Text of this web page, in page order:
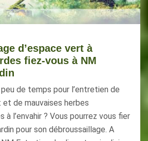
d’espace vert à
fiez-vous à NM
de temps pour l’entretien de
de mauvaises herbes
l’envahir ? Vous pourrez vous fier
pour son débroussaillage. A